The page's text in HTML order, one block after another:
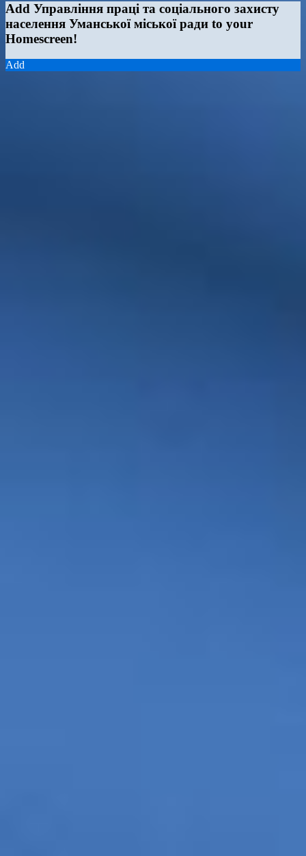
Add Управління праці та соціального захисту
населення Уманської міської ради to your
Homescreen!
Add